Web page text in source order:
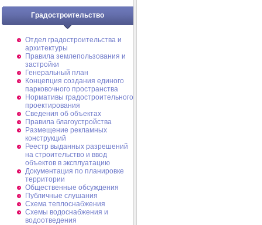
Градостроительство
Отдел градостроительства и
архитектуры
Правила землепользования и
застройки
Генеральный план
Концепция создания единого
парковочного пространства
Нормативы градостроительного
проектирования
Сведения об объектах
Правила благоустройства
Размещение рекламных
конструкций
Реестр выданных разрешений
на строительство и ввод
объектов в эксплуатацию
Документация по планировке
территории
Общественные обсуждения
Публичные слушания
Схема теплоснабжения
Схемы водоснабжения и
водоотведения